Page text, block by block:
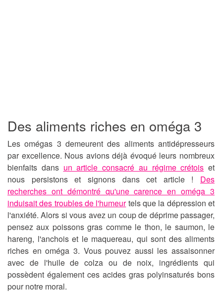
Des aliments riches en oméga 3
Les omégas 3 demeurent des aliments antidépresseurs
par excellence. Nous avions déjà évoqué leurs nombreux
bienfaits dans un article consacré au régime crétois et
nous persistons et signons dans cet article ! Des
recherches ont démontré qu'une carence en oméga 3
induisait des troubles de l'humeurtels que la dépression et
l'anxiété. Alors si vous avez un coup de déprime passager,
pensez aux poissons gras comme le thon, le saumon, le
hareng, l'anchois et le maquereau, qui sont des aliments
riches en oméga 3. Vous pouvez aussi les assaisonner
avec de l'huile de colza ou de noix, ingrédients qui
possèdent également ces acides gras polyinsaturés bons
pour notre moral.